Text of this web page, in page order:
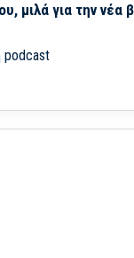
μιλά για την
podcast